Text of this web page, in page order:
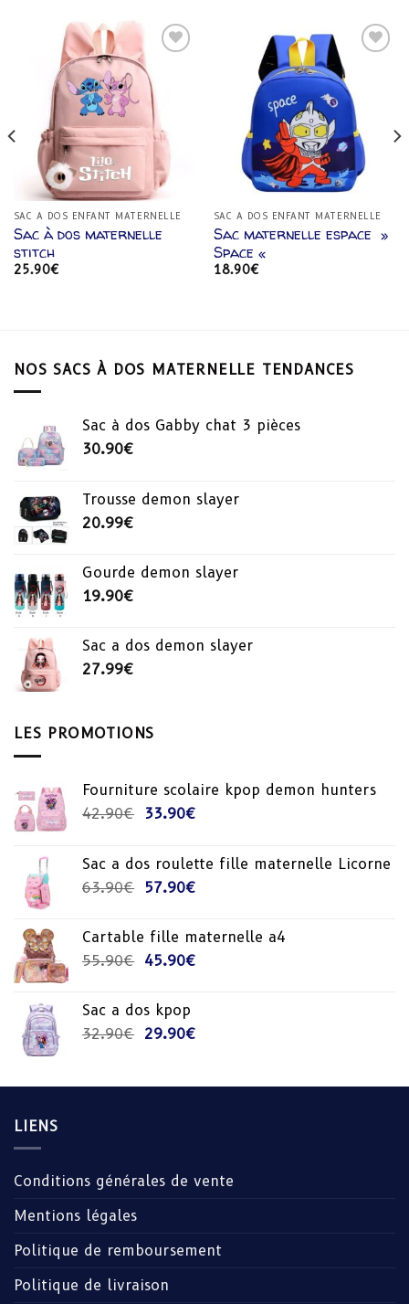
Ajouter
d’envies
SAC A DOS ENFANT MATERNELLE
Sac à dos maternelle
stitch
25.90€
Ajouter
à la
liste
d’envies
SAC A DOS ENFANT MATERNELLE
Sac maternelle espace »
Space «
18.90€
NOS SACS À DOS MATERNELLE TENDANCES
Sac à dos Gabby chat 3 pièces
30.90€
Trousse demon slayer
20.99€
Gourde demon slayer
19.90€
Sac a dos demon slayer
27.99€
LES PROMOTIONS
Fourniture scolaire kpop demon hunters
42.90€
Le
était :
42.90€.
33.90€Le
est :
33.90€.
Sac a dos roulette fille maternelle Licorne
63.90€
Le
était :
63.90€.
57.90€Le
est :
57.90€.
Cartable fille maternelle a4
55.90€
Le
était :
55.90€.
45.90€Le
45.90€.
Sac a dos kpop
32.90€
Le
était :
29.90€Le
est :
LIENS
Conditions générales de vente
Mentions légales
Politique de remboursement
Politique de livraison